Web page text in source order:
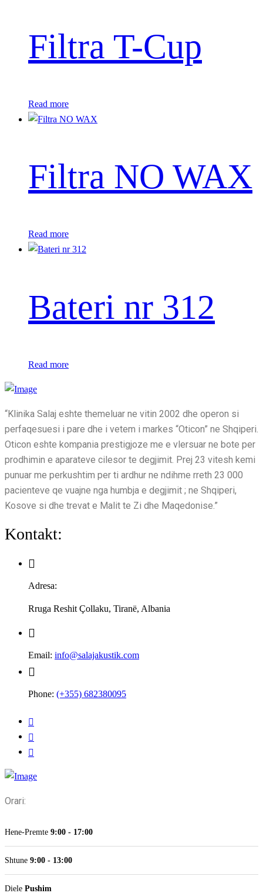
Filtra T-Cup
Read more
Filtra NO WAX
Read more
Bateri nr 312
Read more
“Klinika Salaj eshte themeluar ne vitin 2002 dhe operon si
perfaqesuesi i pare dhe i vetem i markes “Oticon” ne Shqiperi.
Oticon eshte kompania prestigjoze me e vlersuar ne bote per
prodhimin e aparateve cilesor te degjimit. Prej 23 vitesh kemi
punuar me perkushtim per ti ardhur ne ndihme rreth 23 000
pacienteve qe vuajne nga humbja e degjimit ; ne Shqiperi,
Kosove si dhe trevat e Malit te Zi dhe Maqedonise.”
Kontakt:
Adresa:
Rruga Reshit Çollaku, Tiranë, Albania
Email: info@salajakustik.com
Phone: (+355) 682380095
Orari:
Hene-Premte 9:00 - 17:00
Shtune 9:00 - 13:00
Diele Pushim